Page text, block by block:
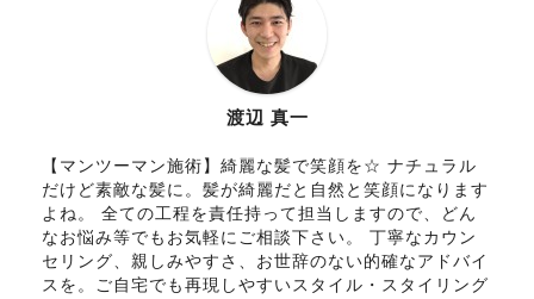
渡辺 真一
【マンツーマン施術】綺麗な髪で笑顔を☆ ナチュラル
だけど素敵な髪に。髪が綺麗だと自然と笑顔になります
よね。 全ての工程を責任持って担当しますので、どん
なお悩み等でもお気軽にご相談下さい。 丁寧なカウン
セリング、親しみやすさ、お世辞のない的確なアドバイ
スを。ご自宅でも再現しやすいスタイル・スタイリング